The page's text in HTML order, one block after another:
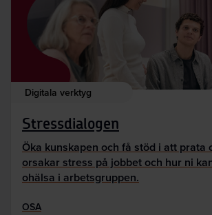
Digitala verktyg
Stressdialogen
Öka kunskapen och få stöd i att prata
orsakar stress på jobbet och hur ni
ohälsa i arbetsgruppen.
OSA